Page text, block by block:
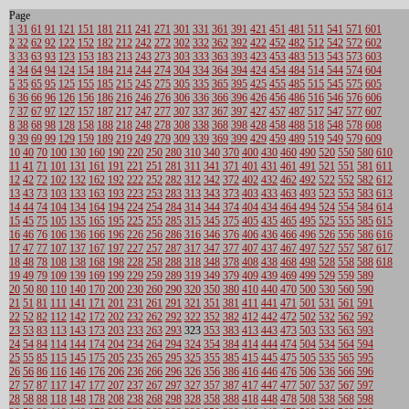
Page
1 31 61 91 121 151 181 211 241 271 301 331 361 391 421 451 481 511 541 571 601
2 32 62 92 122 152 182 212 242 272 302 332 362 392 422 452 482 512 542 572 602
3 33 63 93 123 153 183 213 243 273 303 333 363 393 423 453 483 513 543 573 603
4 34 64 94 124 154 184 214 244 274 304 334 364 394 424 454 484 514 544 574 604
5 35 65 95 125 155 185 215 245 275 305 335 365 395 425 455 485 515 545 575 605
6 36 66 96 126 156 186 216 246 276 306 336 366 396 426 456 486 516 546 576 606
7 37 67 97 127 157 187 217 247 277 307 337 367 397 427 457 487 517 547 577 607
8 38 68 98 128 158 188 218 248 278 308 338 368 398 428 458 488 518 548 578 608
9 39 69 99 129 159 189 219 249 279 309 339 369 399 429 459 489 519 549 579 609
10 40 70 100 130 160 190 220 250 280 310 340 370 400 430 460 490 520 550 580 610
11 41 71 101 131 161 191 221 251 281 311 341 371 401 431 461 491 521 551 581 611
12 42 72 102 132 162 192 222 252 282 312 342 372 402 432 462 492 522 552 582 612
13 43 73 103 133 163 193 223 253 283 313 343 373 403 433 463 493 523 553 583 613
14 44 74 104 134 164 194 224 254 284 314 344 374 404 434 464 494 524 554 584 614
15 45 75 105 135 165 195 225 255 285 315 345 375 405 435 465 495 525 555 585 615
16 46 76 106 136 166 196 226 256 286 316 346 376 406 436 466 496 526 556 586 616
17 47 77 107 137 167 197 227 257 287 317 347 377 407 437 467 497 527 557 587 617
18 48 78 108 138 168 198 228 258 288 318 348 378 408 438 468 498 528 558 588 618
19 49 79 109 139 169 199 229 259 289 319 349 379 409 439 469 499 529 559 589
20 50 80 110 140 170 200 230 260 290 320 350 380 410 440 470 500 530 560 590
21 51 81 111 141 171 201 231 261 291 321 351 381 411 441 471 501 531 561 591
22 52 82 112 142 172 202 232 262 292 322 352 382 412 442 472 502 532 562 592
23 53 83 113 143 173 203 233 263 293 323 353 383 413 443 473 503 533 563 593
24 54 84 114 144 174 204 234 264 294 324 354 384 414 444 474 504 534 564 594
25 55 85 115 145 175 205 235 265 295 325 355 385 415 445 475 505 535 565 595
26 56 86 116 146 176 206 236 266 296 326 356 386 416 446 476 506 536 566 596
27 57 87 117 147 177 207 237 267 297 327 357 387 417 447 477 507 537 567 597
28 58 88 118 148 178 208 238 268 298 328 358 388 418 448 478 508 538 568 598